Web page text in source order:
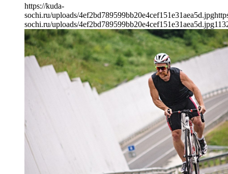
https://kuda-
sochi.ru/uploads/4ef2bd789599bb20e4cef151e31aea5d.jpg
sochi.ru/uploads/4ef2bd789599bb20e4cef151e31aea5d.jpg